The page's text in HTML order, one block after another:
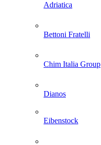
Adriatica
Bettoni Fratelli
Chim Italia Group
Dianos
Eibenstock